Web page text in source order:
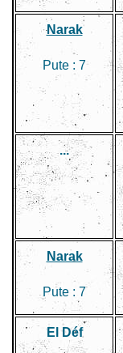
Narak
Pute : 7
...
Narak
Pute : 7
El Déf